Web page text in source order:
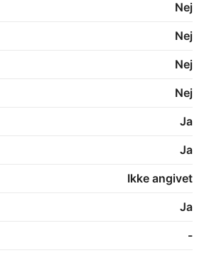
Nej
Nej
Nej
Nej
Ja
Ja
Ikke angivet
Ja
-